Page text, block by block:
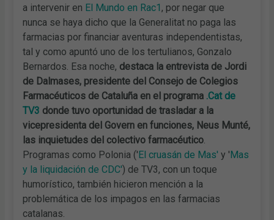
a intervenir en El Mundo en Rac1, por negar que
nunca se haya dicho que la Generalitat no paga las
farmacias por financiar aventuras independentistas,
tal y como apuntó uno de los tertulianos, Gonzalo
Bernardos. Esa noche, destaca la entrevista de Jordi
de Dalmases, presidente del Consejo de Colegios
Farmacéuticos de Cataluña en el programa .Cat de
TV3 donde tuvo oportunidad de trasladar a la
vicepresidenta del Govern en funciones, Neus Munté,
las inquietudes del colectivo farmacéutico.
Programas como Polonia ('El cruasán de Mas' y 'Mas
y la liquidación de CDC') de TV3, con un toque
humorístico, también hicieron mención a la
problemática de los impagos en las farmacias
catalanas.